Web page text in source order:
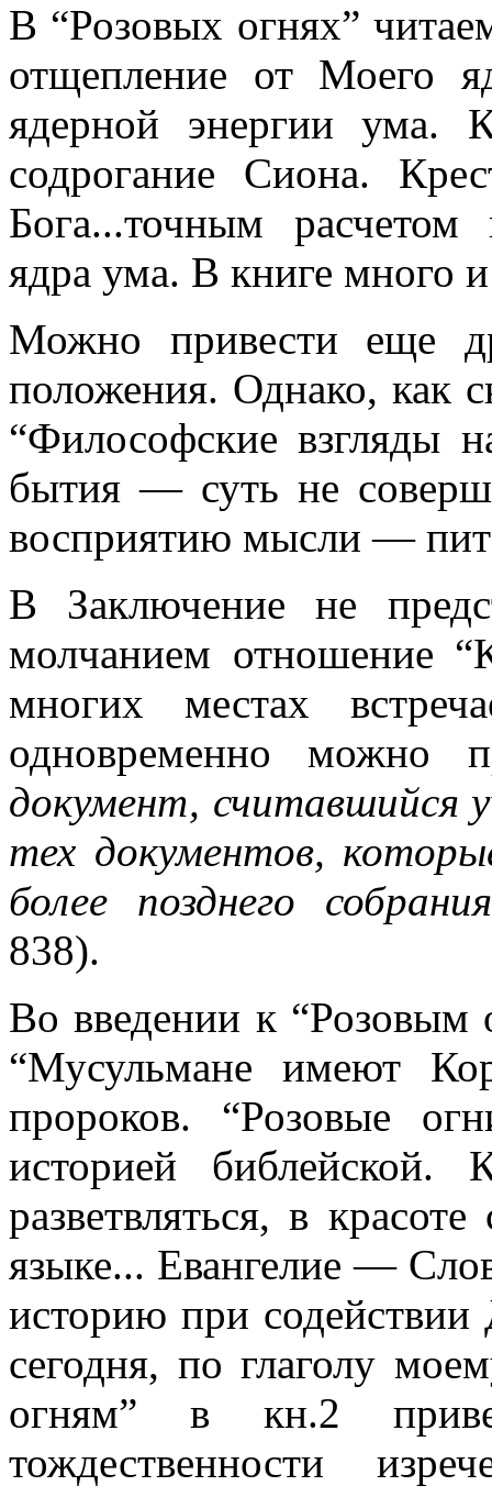
В “Розовых огнях”
отщепление от Моего
ядерной энергии ума.
содрогание Сиона.
Бога...точным
ядра ума. В книге много
Можно привести еще
положения. Однако, как
“Философские взгляды
бытия — суть не
восприятию мысли —
В Заключение не
молчанием отношение
многих местах
одновременно можно
документ, считавшийся
тех документов,
более позднего
838).
Во введении к “Розовым
“Мусульмане имеют
пророков. “Розовые
историей библейской.
разветвляться, в
языке... Евангелие —
историю при
сегодня, по глаголу
огням” в кн.2
тождественности